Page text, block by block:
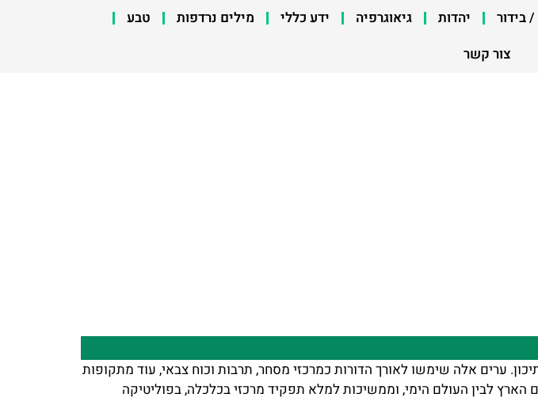
בידור יהדות גיאוגרפיה ידע כללי מילים נרדפות
טבע
צור קשר
ערים אלה שימשו לאורך הדורות כמרכזי מסחר, תרבות וכוח צבאי, עוד מתקופות
הארץ לבין העולם הימי, וממשיכות למלא תפקיד מרכזי בכלכלה, בפוליטיקה